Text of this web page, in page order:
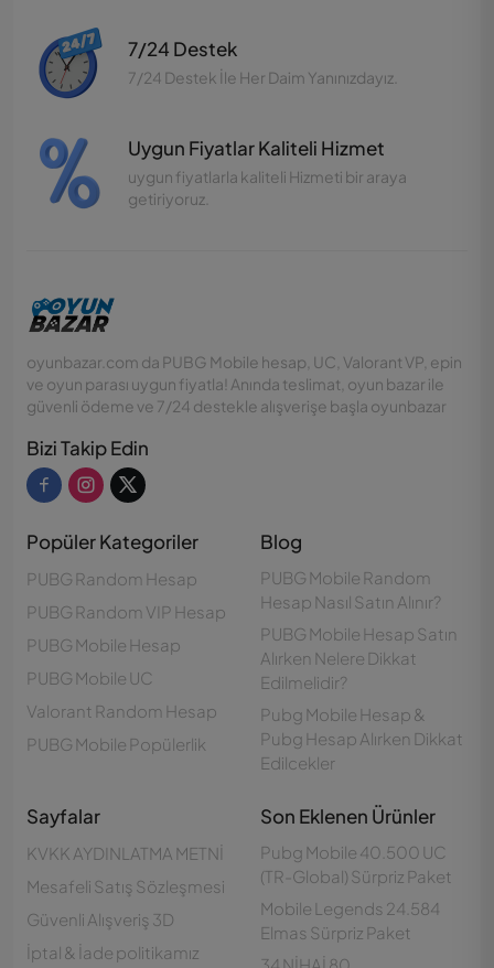
7/24 Destek
7/24 Destek İle Her Daim Yanınızdayız.
Uygun Fiyatlar Kaliteli Hizmet
uygun fiyatlarla kaliteli Hizmeti bir araya
getiriyoruz.
oyunbazar.com da PUBG Mobile hesap, UC, Valorant VP, epin
ve oyun parası uygun fiyatla! Anında teslimat, oyun bazar ile
güvenli ödeme ve 7/24 destekle alışverişe başla oyunbazar
Bizi Takip Edin
Popüler Kategoriler
PUBG Random Hesap
PUBG Random VIP Hesap
PUBG Mobile Hesap
PUBG Mobile UC
Valorant Random Hesap
PUBG Mobile Popülerlik
Blog
PUBG Mobile Random
Hesap Nasıl Satın Alınır?
PUBG Mobile Hesap Satın
Alırken Nelere Dikkat
Edilmelidir?
Pubg Mobile Hesap &
Pubg Hesap Alırken Dikkat
Edilcekler
Sayfalar
KVKK AYDINLATMA METNİ
Mesafeli Satış Sözleşmesi
Güvenli Alışveriş 3D
İptal & İade politikamız
Son Eklenen Ürünler
Pubg Mobile 40.500 UC
(TR-Global) Sürpriz Paket
Mobile Legends 24.584
Elmas Sürpriz Paket